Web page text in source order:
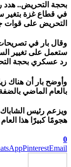
بحجة التحريض.. هدد
في قطاع غزة بتغير
التحريض على قوات
وقال بار في
ستعمل على تغيير
رد عسكري بحجة
بالعام الماضي
هجومًا كبيرًا هذا العام
0
PinterestEmail